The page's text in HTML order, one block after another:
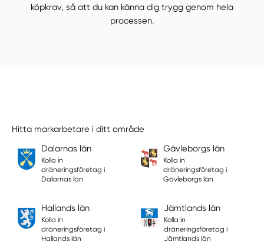
köpkrav, så att du kan känna dig trygg genom hela
processen.
Hitta markarbetare i ditt område
Dalarnas län
Kolla in
dräneringsföretag i
Dalarnas län
Gävleborgs län
Kolla in
dräneringsföretag i
Gävleborgs län
Hallands län
Kolla in
dräneringsföretag i
Hallands län
Jämtlands län
Kolla in
dräneringsföretag i
Jämtlands län